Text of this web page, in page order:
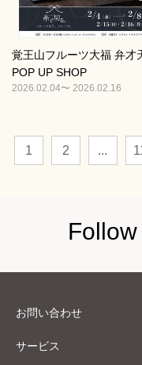
覚王山フルーツ大福 弁才
POP UP SHOP
2026.02.04〜 2026.02.16
1 2 ...
Follow
お問い合わせ
サービス